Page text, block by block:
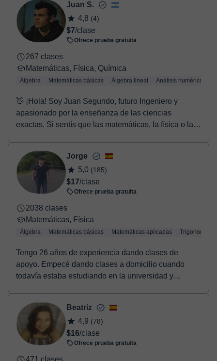
Juan S.
4,8 (4)
$7/clase
Ofrece prueba gratuita
267 clases
Matemáticas, Física, Química
Álgebra Matemáticas básicas Álgebra lineal Análisis numérico
👋 ¡Hola! Soy Juan Segundo, futuro Ingeniero y
apasionado por la enseñanza de las ciencias
exactas. Si sentís que las matemáticas, la física o la
Jorge
5,0 (185)
$17/clase
Ofrece prueba gratuita
2038 clases
Matemáticas, Física
Álgebra Matemáticas básicas Matemáticas aplicadas Trigonometría
Tengo 26 años de experiencia dando clases de
apoyo. Empecé dando clases a domicilio cuando
todavía estaba estudiando en la universidad y
Beatriz
4,9 (78)
$16/clase
Ofrece prueba gratuita
471 clases